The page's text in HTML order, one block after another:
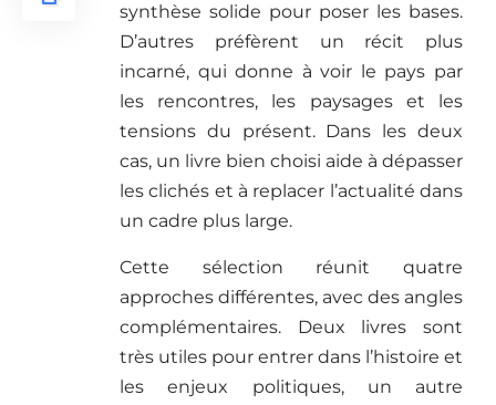
synthèse solide pour poser les bases.
D’autres préfèrent un récit plus
incarné, qui donne à voir le pays par
les rencontres, les paysages et les
tensions du présent. Dans les deux
cas, un livre bien choisi aide à dépasser
les clichés et à replacer l’actualité dans
un cadre plus large.
Cette sélection réunit quatre
approches différentes, avec des angles
complémentaires. Deux livres sont
très utiles pour entrer dans l’histoire et
les enjeux politiques, un autre